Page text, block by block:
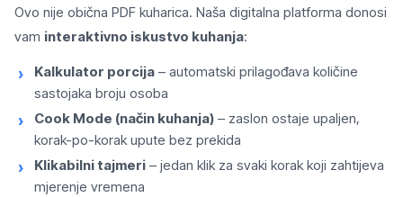
Ovo nije obična PDF kuharica. Naša digitalna platforma donosi
vam interaktivno iskustvo kuhanja:
Kalkulator porcija – automatski prilagođava količine
sastojaka broju osoba
Cook Mode (način kuhanja) – zaslon ostaje upaljen,
korak-po-korak upute bez prekida
Klikabilni tajmeri – jedan klik za svaki korak koji zahtijeva
mjerenje vremena